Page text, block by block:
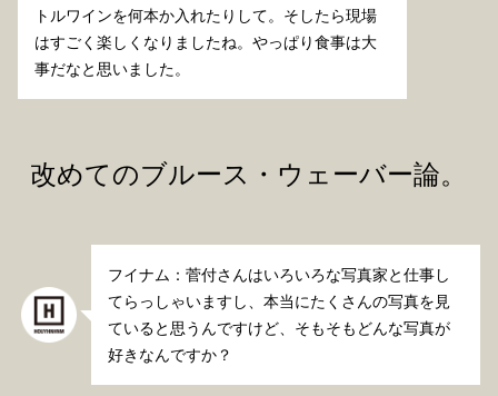
トルワインを何本か入れたりして。そしたら現場
はすごく楽しくなりましたね。やっぱり食事は大
事だなと思いました。
改めてのブルース・ウェーバー論。
フイナム：菅付さんはいろいろな写真家と仕事し
てらっしゃいますし、本当にたくさんの写真を見
ていると思うんですけど、そもそもどんな写真が
好きなんですか？